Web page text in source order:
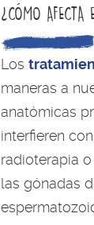
¿CÓMO AFECTA
Los
maneras a
anatómicas
interfieren
radioterapia
las gónadas